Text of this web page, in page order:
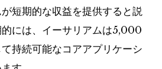
短期的な収益を提供すると説
には、イーサリアムは5,000
持続可能なコアアプリケーシ